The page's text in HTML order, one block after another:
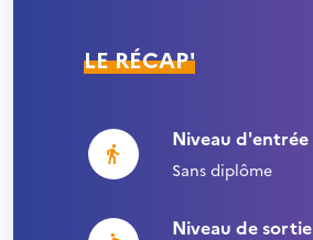
LE RÉCAP'
Niveau d'entrée
Sans diplôme
Niveau de sortie